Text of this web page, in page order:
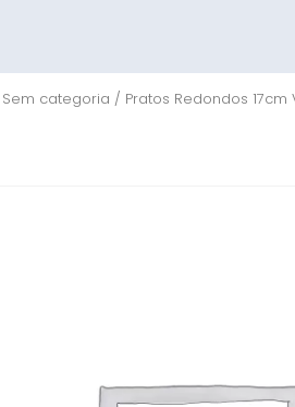
Sem categoria / Pratos Redondos